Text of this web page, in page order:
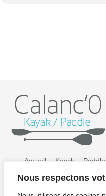
Nous respectons
Accueil Kayak Paddle
Préparer sa sortie Tarifs